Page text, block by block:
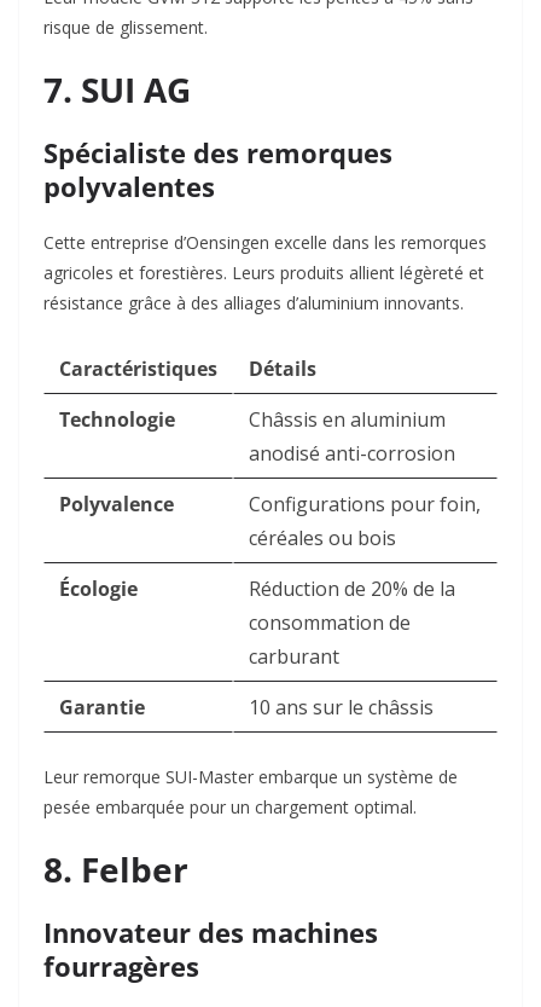
risque de glissement.
7. SUI AG
Spécialiste des remorques
polyvalentes
Cette entreprise d’Oensingen excelle dans les remorques
agricoles et forestières. Leurs produits allient légèreté et
résistance grâce à des alliages d’aluminium innovants.
Caractéristiques
Détails
Technologie
Châssis en aluminium
anodisé anti-corrosion
Polyvalence
Configurations pour foin,
céréales ou bois
Écologie
Réduction de 20% de la
consommation de
carburant
Garantie
10 ans sur le châssis
Leur remorque SUI-Master embarque un système de
pesée embarquée pour un chargement optimal.
8. Felber
Innovateur des machines
fourragères